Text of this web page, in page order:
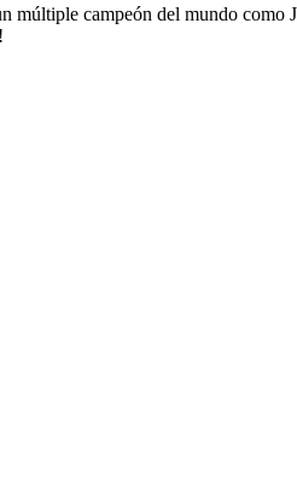
campeón del mundo como